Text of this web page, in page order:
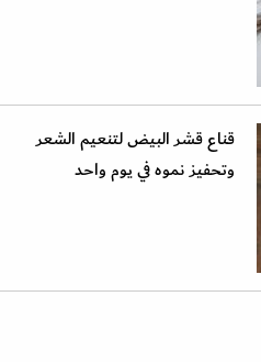
قناع قشر البيض لتنعيم الشعر
وتحفيز نموه في يوم واحد